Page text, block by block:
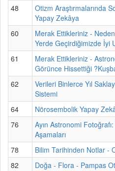
48
Otizm Araştırmalarında
Yapay Zekâya
60
Merak Ettikleriniz -
Yerde Geçirdiğimizde İyi
61
Merak Ettikleriniz -
Görünce Hissettiği
62
Verileri Binlerce Yıl
Sistemi
64
Nörosembolik Yapay
76
Ayın Astronomi Fotoğrafı:
Aşamaları
78
Bilim Tarihinden Notlar -
82
Doğa - Flora - Pampas